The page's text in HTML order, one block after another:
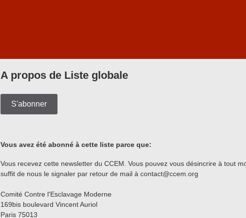
A propos de Liste globale
S'abonner
Vous avez été abonné à cette liste parce que:
Vous recevez cette newsletter du CCEM. Vous pouvez vous désincrire à tout
suffit de nous le signaler par retour de mail à contact@ccem.org
Comité Contre l'Esclavage Moderne
169bis boulevard Vincent Auriol
Paris 75013